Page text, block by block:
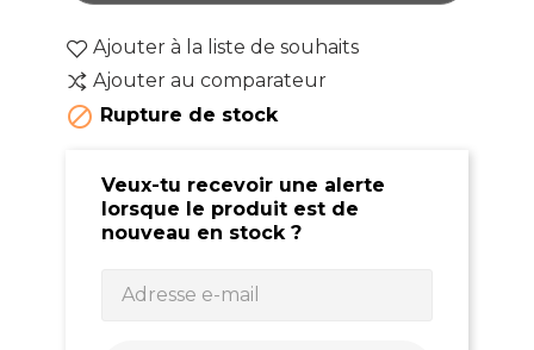
Ajouter à la liste de souhaits
Ajouter au comparateur
 Rupture de stock
Veux-tu recevoir une alerte
lorsque le produit est de
nouveau en stock ?